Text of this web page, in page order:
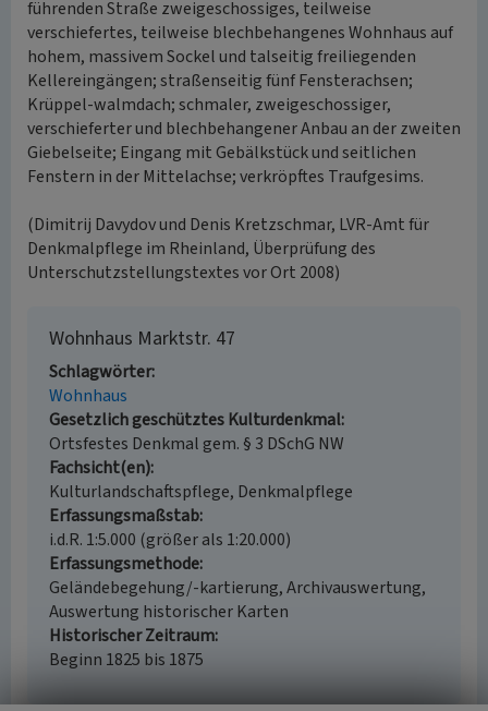
führenden Straße zweigeschossiges, teilweise
verschiefertes, teilweise blechbehangenes Wohnhaus auf
hohem, massivem Sockel und talseitig freiliegenden
Kellereingängen; straßenseitig fünf Fensterachsen;
Krüppel-walmdach; schmaler, zweigeschossiger,
verschieferter und blechbehangener Anbau an der zweiten
Giebelseite; Eingang mit Gebälkstück und seitlichen
Fenstern in der Mittelachse; verkröpftes Traufgesims.
(Dimitrij Davydov und Denis Kretzschmar, LVR-Amt für
Denkmalpflege im Rheinland, Überprüfung des
Unterschutzstellungstextes vor Ort 2008)
Wohnhaus Marktstr. 47
Schlagwörter
Wohnhaus
Gesetzlich geschütztes Kulturdenkmal
Ortsfestes Denkmal gem. § 3 DSchG NW
Fachsicht(en)
Kulturlandschaftspflege, Denkmalpflege
Erfassungsmaßstab
i.d.R. 1:5.000 (größer als 1:20.000)
Erfassungsmethode
Geländebegehung/-kartierung, Archivauswertung,
Auswertung historischer Karten
Historischer Zeitraum
Beginn 1825 bis 1875